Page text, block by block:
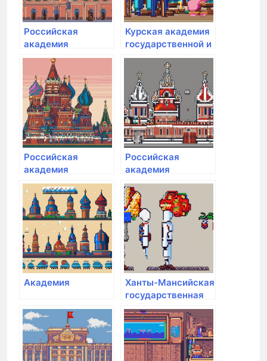
Российская
академия
народного
хозяйства и
государственной
службы
Курская академия
государственной и
муниципальной
службы
Российская
академия
народного
хозяйства и
государственной
службы при
Президенте РФ
Российская
академия
народного
хозяйства и
государственной
службы при
Президенте РФ
Академия
Ханты-Мансийская
государственная
медицинская
академия